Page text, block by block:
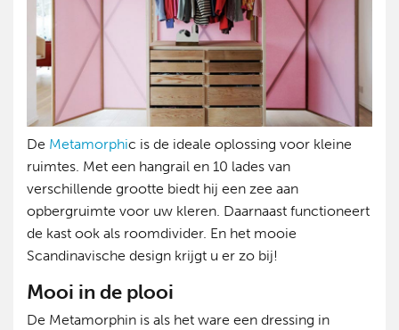
De Metamorphic is de ideale oplossing voor kleine
ruimtes. Met een hangrail en 10 lades van
verschillende grootte biedt hij een zee aan
opbergruimte voor uw kleren. Daarnaast functioneert
de kast ook als roomdivider. En het mooie
Scandinavische design krijgt u er zo bij!
Mooi in de plooi
De Metamorphin is als het ware een dressing in